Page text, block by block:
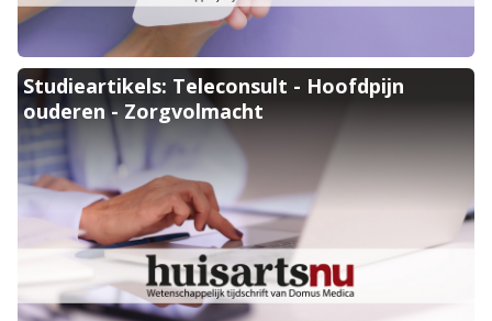
Koppelen aan de Studieartikels: Teleconsult - Hoofdpijn ouderen -
Studieartikels: Teleconsult - Hoofdpijn
ouderen - Zorgvolmacht